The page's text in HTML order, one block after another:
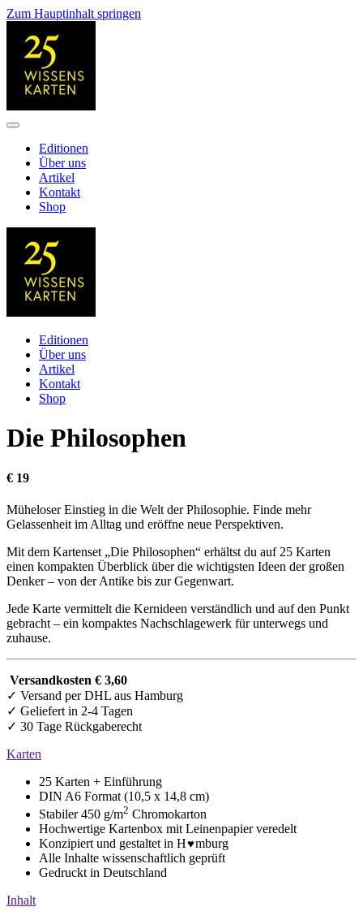
Zum Hauptinhalt springen
Editionen
Über uns
Artikel
Kontakt
Shop
Editionen
Über uns
Artikel
Kontakt
Shop
Die Philosophen
€ 19
Müheloser Einstieg in die Welt der Philosophie. Finde mehr
Gelassenheit im Alltag und eröffne neue Perspektiven.
Mit dem Kartenset „Die Philosophen“ erhältst du auf 25 Karten
einen kompakten Überblick über die wichtigsten Ideen der großen
Denker – von der Antike bis zur Gegenwart.
Jede Karte vermittelt die Kernideen verständlich und auf den Punkt
gebracht – ein kompaktes Nachschlagewerk für unterwegs und
zuhause.
Versandkosten € 3,60
✓ Versand per DHL aus Hamburg
✓ Geliefert in 2-4 Tagen
✓ 30 Tage Rückgaberecht
Karten
25 Karten + Einführung
DIN A6 Format (10,5 x 14,8 cm)
Stabiler 450 g/m2 Chromokarton
Hochwertige Kartenbox mit Leinenpapier veredelt
Konzipiert und gestaltet in H♥️mburg
Alle Inhalte wissenschaftlich geprüft
Gedruckt in Deutschland
Inhalt